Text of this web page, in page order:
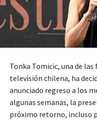
Tonka Tomicic, una de las
televisión chilena, ha
anunciado regreso a los
algunas semanas, la
próximo retorno, incluso